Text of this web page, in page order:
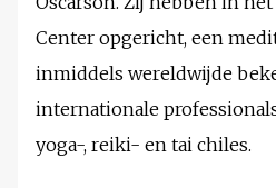
Center opgericht, een
inmiddels wereldwijde
internationale
yoga-, reiki- en tai chiles.